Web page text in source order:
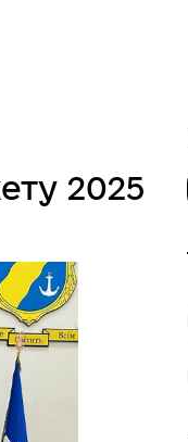
Публічна інформація
2025